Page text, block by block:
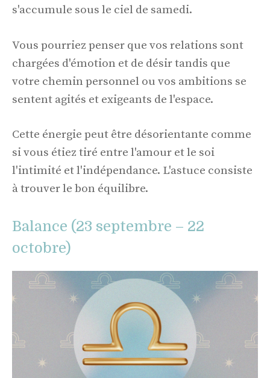
s'accumule sous le ciel de samedi.
Vous pourriez penser que vos relations sont
chargées d'émotion et de désir tandis que
votre chemin personnel ou vos ambitions se
sentent agités et exigeants de l'espace.
Cette énergie peut être désorientante comme
si vous étiez tiré entre l'amour et le soi
l'intimité et l'indépendance. L'astuce consiste
à trouver le bon équilibre.
Balance (23 septembre – 22
octobre)